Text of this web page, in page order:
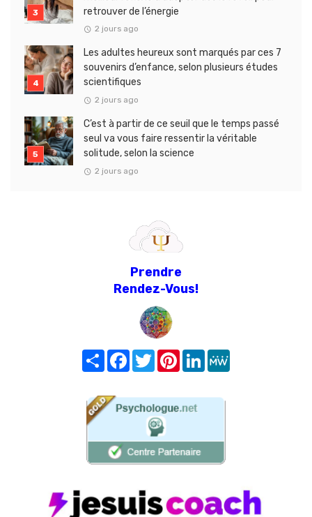
retrouver de l’énergie
2 jours ago
Les adultes heureux sont marqués par ces 7
souvenirs d’enfance, selon plusieurs études
scientifiques
2 jours ago
C’est à partir de ce seuil que le temps passé
seul va vous faire ressentir la véritable
solitude, selon la science
2 jours ago
Prendre
Rendez-Vous!
Share FacebookTwitterPinterest
LinkedIn